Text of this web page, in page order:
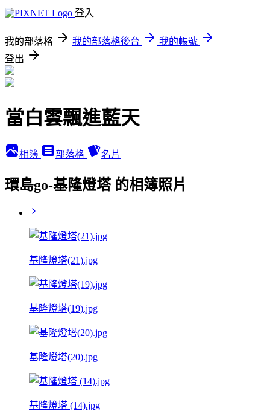
登入
我的部落格 我的部落格後台
我的帳號
登出
當白雲飄進藍天
相簿 部落格 名片
環島go-基隆燈塔 的相簿照片
基隆燈塔(21).jpg
基隆燈塔(19).jpg
基隆燈塔(20).jpg
基隆燈塔 (14).jpg